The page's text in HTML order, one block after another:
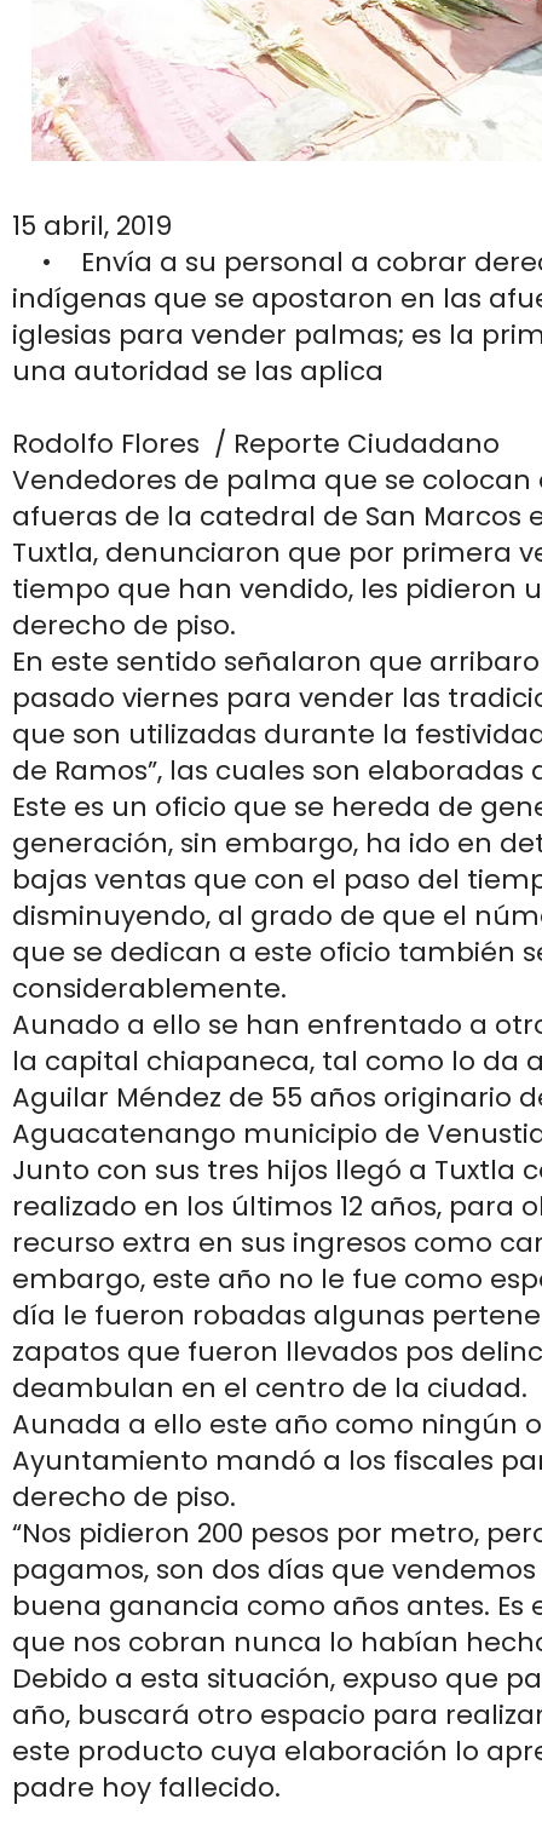
15 abril, 2019
• Envía a su personal a cobrar
indígenas que se apostaron en las
iglesias para vender palmas; es la
una autoridad se las aplica
Rodolfo Flores / Reporte Ciudadano
Vendedores de palma que se colocan
afueras de la catedral de San Marcos
Tuxtla, denunciaron que por primera
tiempo que han vendido, les pidieron
derecho de piso.
En este sentido señalaron que
pasado viernes para vender las
que son utilizadas durante la
de Ramos”, las cuales son elaboradas
Este es un oficio que se hereda de
generación, sin embargo, ha ido en
bajas ventas que con el paso del
disminuyendo, al grado de que el
que se dedican a este oficio también
considerablemente.
Aunado a ello se han enfrentado a
la capital chiapaneca, tal como lo da
Aguilar Méndez de 55 años originario
Aguacatenango municipio de
Junto con sus tres hijos llegó a Tuxtla
realizado en los últimos 12 años, para
recurso extra en sus ingresos como
embargo, este año no le fue como
día le fueron robadas algunas
zapatos que fueron llevados pos
deambulan en el centro de la ciudad.
Aunada a ello este año como ningún
Ayuntamiento mandó a los fiscales
derecho de piso.
“Nos pidieron 200 pesos por metro,
pagamos, son dos días que
buena ganancia como años antes. Es
que nos cobran nunca lo habían
Debido a esta situación, expuso que
año, buscará otro espacio para
este producto cuya elaboración lo
padre hoy fallecido.